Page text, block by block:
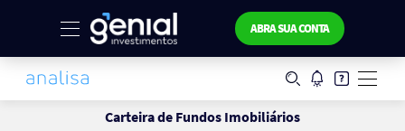
ABRA SUA CONTA
Carteira de Fundos Imobiliários